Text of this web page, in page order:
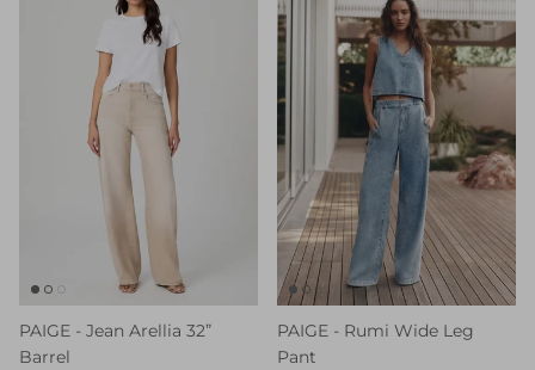
PAIGE - Jean Arellia 32”
Barrel
PAIGE - Rumi Wide Leg
Pant